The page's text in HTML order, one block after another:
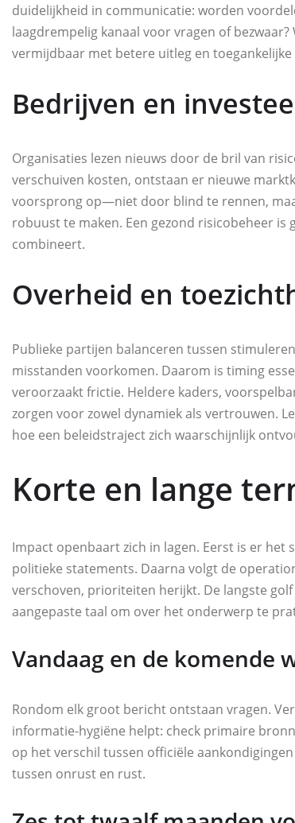
duidelijkheid in communicatie: worden
laagdrempelig kanaal voor vragen of
vermijdbaar met betere uitleg en
Bedrijven en
Organisaties lezen nieuws door de bril van
verschuiven kosten, ontstaan er nieuwe
voorsprong op—niet door blind te rennen,
robuust te maken. Een gezond risicobeheer
combineert.
Overheid en
Publieke partijen balanceren tussen
misstanden voorkomen. Daarom is timing
veroorzaakt frictie. Heldere kaders,
zorgen voor zowel dynamiek als vertrouwen.
hoe een beleidstraject zich waarschijnlijk
Korte en lange
Impact openbaart zich in lagen. Eerst is er
politieke statements. Daarna volgt de
verschoven, prioriteiten herijkt. De langste
aangepaste taal om over het onderwerp te
Vandaag en de komende
Rondom elk groot bericht ontstaan vragen.
informatie-hygiëne helpt: check primaire
op het verschil tussen officiële
tussen onrust en rust.